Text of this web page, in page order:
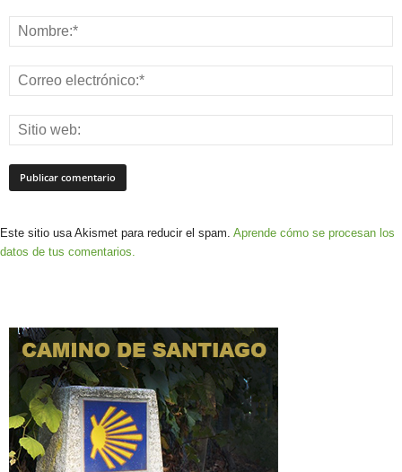
Este sitio usa Akismet para reducir el spam. Aprende cómo se procesan los
datos de tus comentarios.